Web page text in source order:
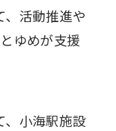
、活動推進や
ゆめが支援
、小海駅施設